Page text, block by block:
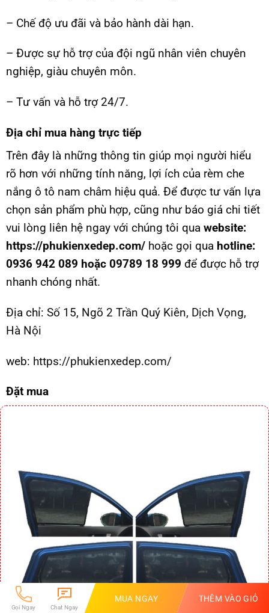
– Chế độ ưu đãi và bảo hành dài hạn.
– Được sự hỗ trợ của đội ngũ nhân viên chuyên
nghiệp, giàu chuyên môn.
– Tư vấn và hỗ trợ 24/7.
Địa chỉ mua hàng trực tiếp
Trên đây là những thông tin giúp mọi người hiểu
rõ hơn với những tính năng, lợi ích của rèm che
nắng ô tô nam châm hiệu quả. Để được tư vấn lựa
chọn sản phẩm phù hợp, cũng như báo giá chi tiết
vui lòng liên hệ ngay với chúng tôi qua website:
https://phukienxedep.com/hoặc gọi qua hotline:
0936 942 089 hoặc 09789 18 999 để được hỗ trợ
nhanh chóng nhất.
Địa chỉ: Số 15, Ngõ 2 Trần Quý Kiên, Dịch Vọng,
Hà Nội
web: https://phukienxedep.com/
Đặt mua
Gọi Ngay Chat Ngay
MUA NGAY THÊM VÀO GIỎ